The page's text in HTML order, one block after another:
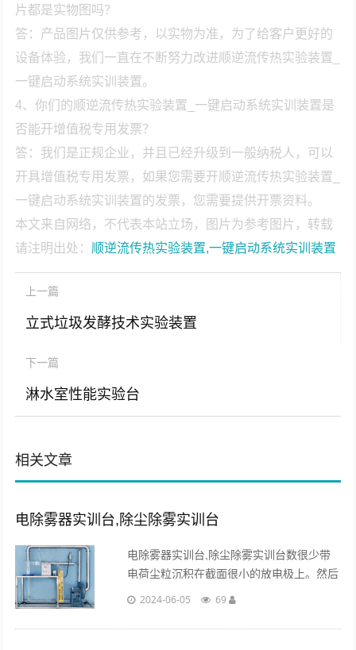
片都是实物图吗？
答：产品图片仅供参考，以实物为准，为了给客户更好的
设备体验，我们一直在不断努力改进顺逆流传热实验装置_
一键启动系统实训装置。
4、你们的顺逆流传热实验装置_一键启动系统实训装置是
否能开增值税专用发票？
答：我们是正规企业，并且已经升级到一般纳税人，可以
开具增值税专用发票，如果您需要开顺逆流传热实验装置_
一键启动系统实训装置的发票，您需要提供开票资料。
本文来自网络，不代表本站立场，图片为参考图片，转载
请注明出处： 顺逆流传热实验装置,一键启动系统实训装置
上一篇
立式垃圾发酵技术实验装置
下一篇
淋水室性能实验台
相关文章
电除雾器实训台,除尘除雾实训台
电除雾器实训台,除尘除雾实训台数很少带
电荷尘粒沉积在截面很小的放电极上。然后
借助于振打装置使集尘极抖动，将尘粒振脱
2024-06-05 69